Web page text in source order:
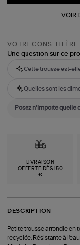
VOIR
VOTRE CONSEILLÈRE
Une question sur ce
Cette trousse est-
Quelles sont les
LIVRAISON
OFFERTE DÈS 150
€
DESCRIPTION
Petite trousse arrondie en
recyclée. Résistante à